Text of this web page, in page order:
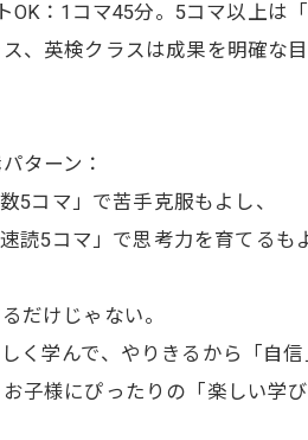
OK：1コマ45分。5コマ以上は
、英検クラスは成果を明確な
ターン：
5コマ」で苦手克服もよし、
読5コマ」で思考力を育てるも
だけじゃない。
く学んで、やりきるから「自
子様にぴったりの「楽しい学